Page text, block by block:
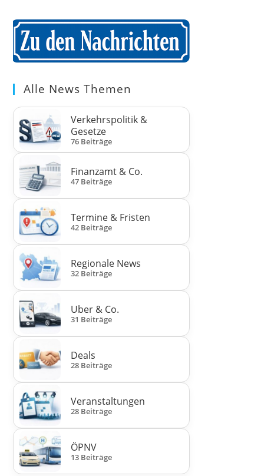
Alle News Themen
Verkehrspolitik &
Gesetze
76 Beiträge
Finanzamt & Co.
47 Beiträge
Termine & Fristen
42 Beiträge
Regionale News
32 Beiträge
Uber & Co.
31 Beiträge
Deals
28 Beiträge
Veranstaltungen
28 Beiträge
ÖPNV
13 Beiträge